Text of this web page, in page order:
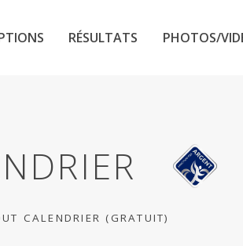
RÉSULTATS PHOTOS/
CALENDRIER (GRATUIT)